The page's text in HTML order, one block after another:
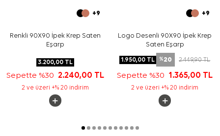
+9
Renkli 90X90 İpek Krep Saten
Eşarp
3.200,00TL
Sepette %30 2.240,00 TL
2 ve üzeri +% 20 indirim
+9
Logo Desenli 90X90 İpek Krep
Saten Eşarp
1.950,00 TL %20 2.449,90TL
Sepette %30 1.365,00 TL
2 ve üzeri +% 20 indirim